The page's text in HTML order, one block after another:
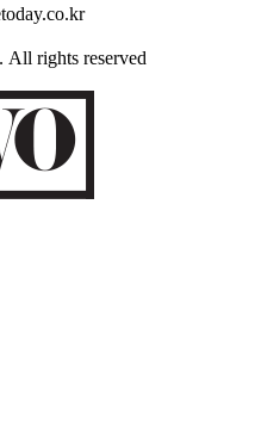
. All rights reserved